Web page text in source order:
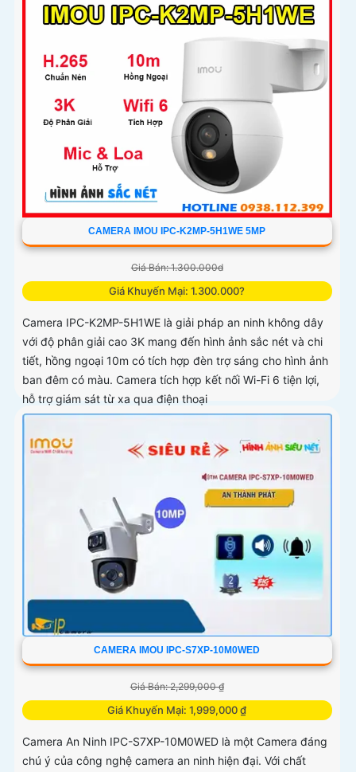
CAMERA IMOU IPC-K2MP-5H1WE 5MP
Giá Bán: 1.300.000d
Giá Khuyến Mại: 1.300.000?
Camera IPC-K2MP-5H1WE là giải pháp an ninh không dây
với độ phân giải cao 3K mang đến hình ảnh sắc nét và chi
tiết, hồng ngoại 10m có tích hợp đèn trợ sáng cho hình ảnh
ban đêm có màu. Camera tích hợp kết nối Wi-Fi 6 tiện lợi,
hỗ trợ giám sát từ xa qua điện thoại
CAMERA IMOU IPC-S7XP-10M0WED
Giá Bán: 2,299,000 ₫
Giá Khuyến Mại: 1,999,000 ₫
Camera An Ninh IPC-S7XP-10M0WED là một Camera đáng
chú ý của công nghệ camera an ninh hiện đại. Với chất